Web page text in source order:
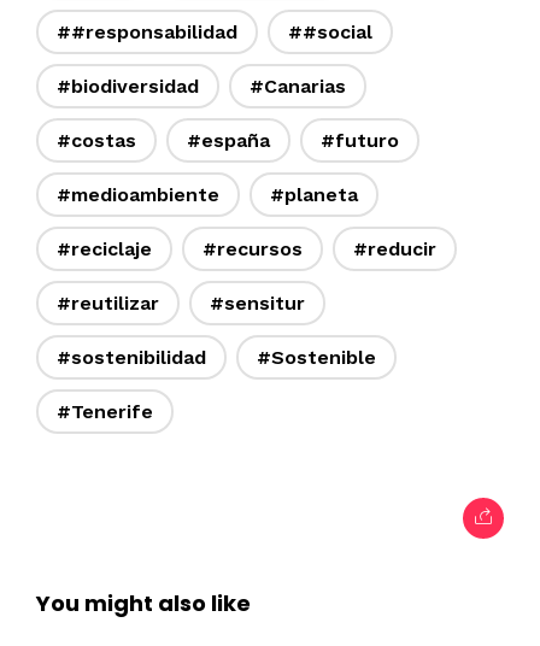
##responsabilidad ##social
#biodiversidad #Canarias
#costas #españa #futuro
#medioambiente #planeta
#reciclaje #recursos #reducir
#reutilizar #sensitur
#sostenibilidad #Sostenible
#Tenerife
You might also like